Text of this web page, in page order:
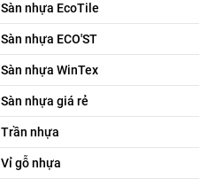
Sàn nhựa EcoTile
Sàn nhựa ECO'ST
Sàn nhựa WinTex
Sàn nhựa giá rẻ
Trần nhựa
Vỉ gỗ nhựa